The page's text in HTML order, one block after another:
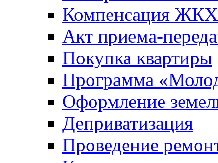
Компенсация ЖКХ
Акт приема-
Покупка квартиры
Программа
Оформление
Деприватизация
Проведение